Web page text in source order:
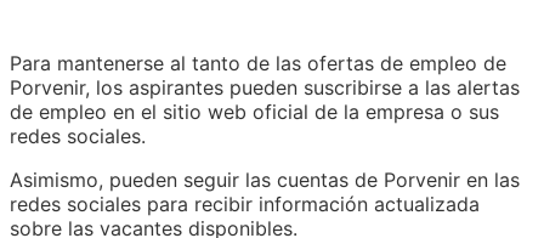
Para mantenerse al tanto de las ofertas de empleo de
Porvenir, los aspirantes pueden suscribirse a las alertas
de empleo en el sitio web oficial de la empresa o sus
redes sociales.
Asimismo, pueden seguir las cuentas de Porvenir en las
redes sociales para recibir información actualizada
sobre las vacantes disponibles.